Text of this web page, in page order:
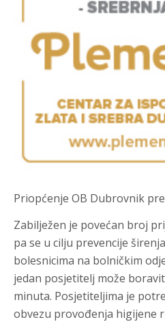
Priopćenje OB Dubrovnik
Zabilježen je povećan broj
pa se u cilju prevencije
bolesnicima na bolničkim
jedan posjetitelj može
minuta. Posjetiteljima je
obvezu provođenja higijene